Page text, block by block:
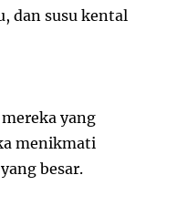
dan susu kental
yang
menikmati
besar.